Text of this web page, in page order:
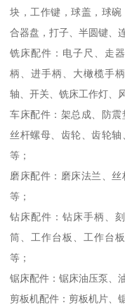
块，工作键，球盖，球
合器盘，打子、半圆键、
铣床配件：电子尺、走
柄、进手柄、大橄榄手
轴、开关、铣床工作灯、
车床配件：架总成、防
丝杆螺母、齿轮、齿轮
等；
磨床配件：磨床法兰、
等；
钻床配件：钻床手柄、
筒、工作台板、工作台
等；
锯床配件：锯床油压泵、
剪板机配件：剪板机片、